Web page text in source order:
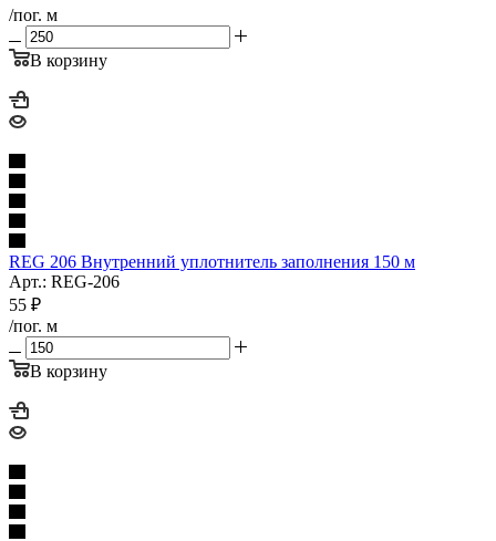
/пог. м
В корзину
REG 206 Внутренний уплотнитель заполнения 150 м
Арт.: REG-206
55 ₽
/пог. м
В корзину